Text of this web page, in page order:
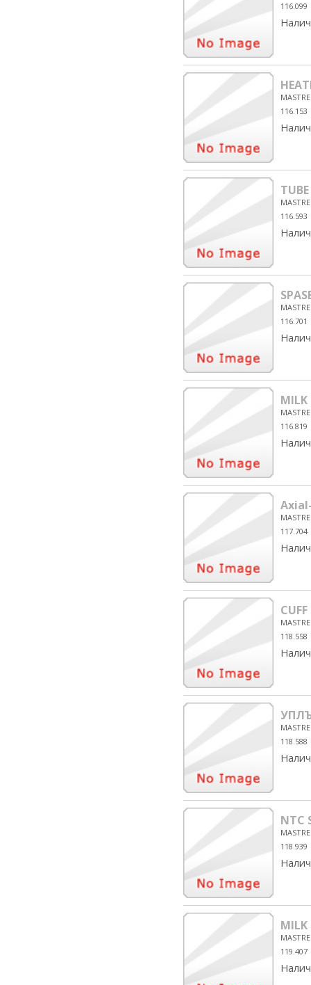
116.099
116.153
116.593
116.701
MILK
116.819
117.704
118.558
118.588
NTC
118.939
MILK
119.407